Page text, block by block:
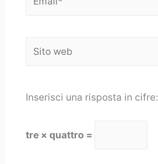
web
Inserisci una risposta in cifre:
tre × quattro =